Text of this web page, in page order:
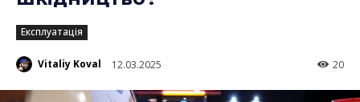
Експлуатація
Vitaliy Koval 12.03.2025 20